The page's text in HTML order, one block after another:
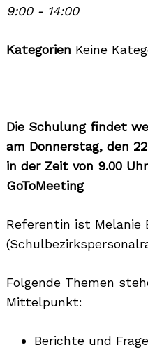
9:00 - 14:00
Kategorien Keine
Die Schulung findet
am Donnerstag, den
in der Zeit von 9.00
GoToMeeting
Referentin ist Melanie
Folgende Themen
Mittelpunkt:
Berichte und